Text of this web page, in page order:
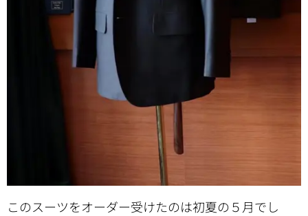
このスーツをオーダー受けたのは初夏の５月でし